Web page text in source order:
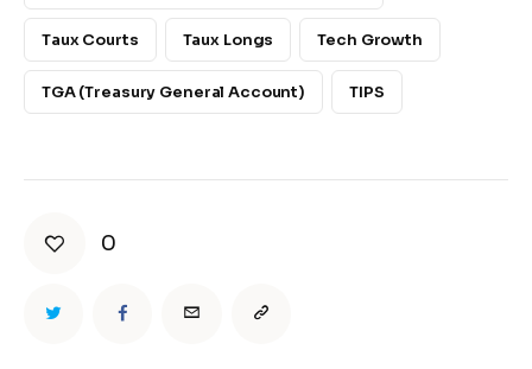
Taux Courts Taux Longs Tech Growth
TGA (Treasury General Account) TIPS
0